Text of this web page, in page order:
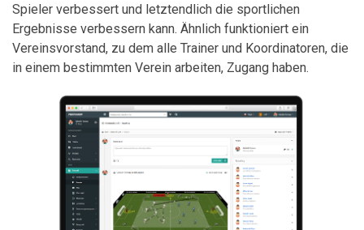
Spieler verbessert und letztendlich die sportlichen
Ergebnisse verbessern kann. Ähnlich funktioniert ein
Vereinsvorstand, zu dem alle Trainer und Koordinatoren, die
in einem bestimmten Verein arbeiten, Zugang haben.